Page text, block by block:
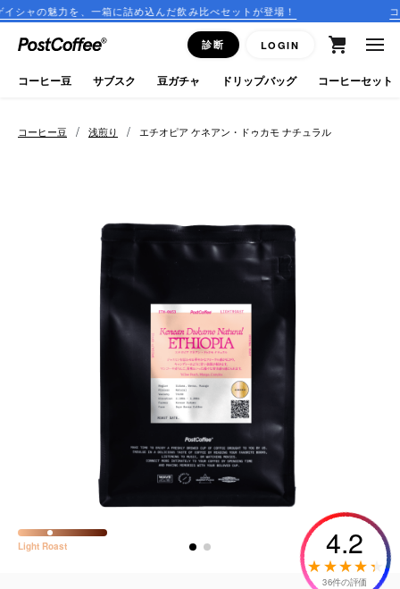
箱に詰め込んだ飲み比べセットが登場！ コーヒーのサブス
診断 LOGIN
close
ログイン
新規会員登録
keyboard_arrow_right
CFFBNS
コーヒー豆 / 浅煎り / エチオピア ケネアン・ドゥカモ ナチュラル
Light Roast 4.2
36件の評価
コーヒー豆 サブスク 豆ガチャ ドリップバッグ コーヒーセット